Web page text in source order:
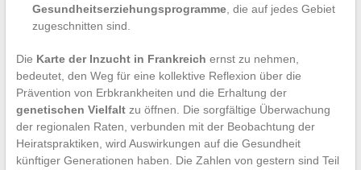
Gesundheitserziehungsprogramme, die auf jedes Gebiet
zugeschnitten sind.
Die Karte der Inzucht in Frankreich ernst zu nehmen,
bedeutet, den Weg für eine kollektive Reflexion über die
Prävention von Erbkrankheiten und die Erhaltung der
genetischen Vielfaltzu öffnen. Die sorgfältige Überwachung
der regionalen Raten, verbunden mit der Beobachtung der
Heiratspraktiken, wird Auswirkungen auf die Gesundheit
künftiger Generationen haben. Die Zahlen von gestern sind Teil